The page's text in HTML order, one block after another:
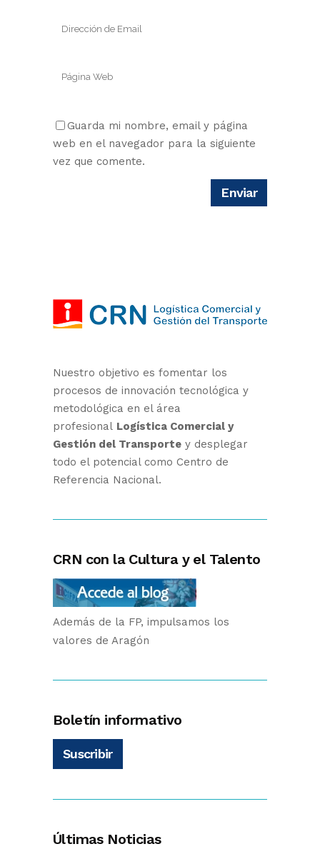
Guarda mi nombre, email y página
web en el navegador para la siguiente
vez que comente.
Nuestro objetivo es fomentar los
procesos de innovación tecnológica y
metodológica en el área
profesional Logística Comercial y
Gestión del Transporte y desplegar
todo el potencial como Centro de
Referencia Nacional.
CRN con la Cultura y el Talento
Además de la FP, impulsamos los
valores de Aragón
Boletín informativo
Suscribir
Últimas Noticias